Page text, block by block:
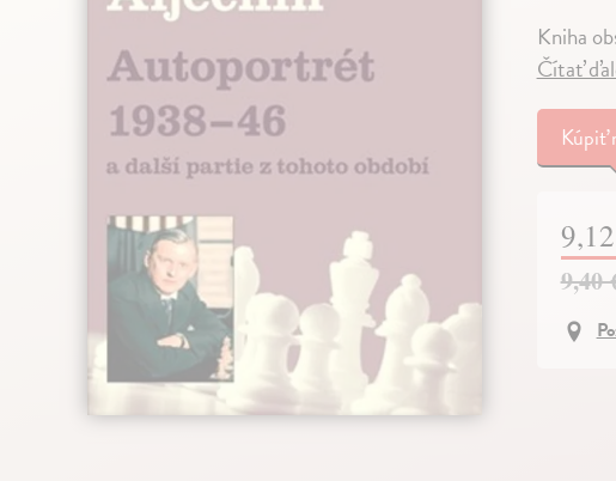
Kniha
Čítať
Kúpiť
9,40